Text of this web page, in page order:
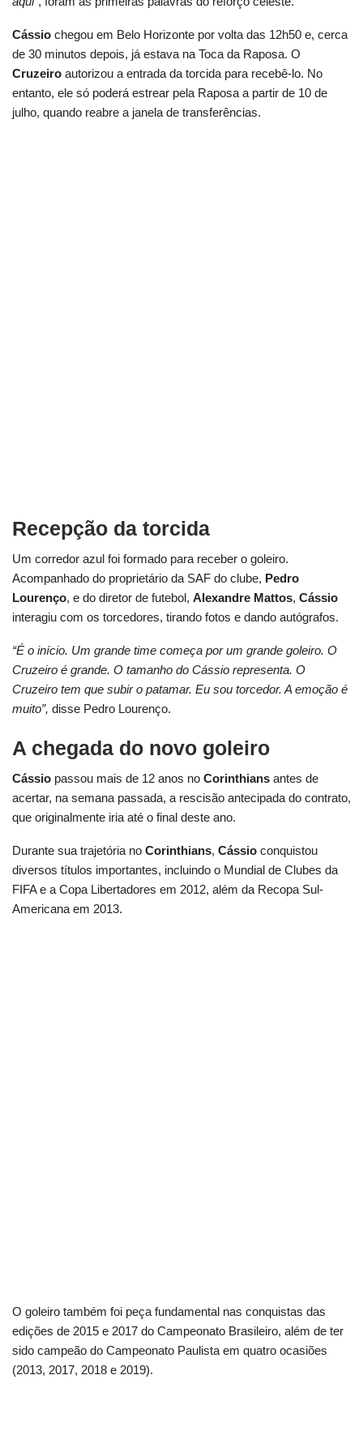
Cássio chegou em Belo Horizonte por volta das 12h50 e, cerca
de 30 minutos depois, já estava na Toca da Raposa. O
Cruzeiro autorizou a entrada da torcida para recebê-lo. No
entanto, ele só poderá estrear pela Raposa a partir de 10 de
julho, quando reabre a janela de transferências.
Recepção da torcida
Um corredor azul foi formado para receber o goleiro.
Acompanhado do proprietário da SAF do clube, Pedro
Lourenço, e do diretor de futebol, Alexandre Mattos, Cássio
interagiu com os torcedores, tirando fotos e dando autógrafos.
“É o início. Um grande time começa por um grande goleiro. O
Cruzeiro é grande. O tamanho do Cássio representa. O
Cruzeiro tem que subir o patamar. Eu sou torcedor. A emoção é
muito”, disse Pedro Lourenço.
A chegada do novo goleiro
Cássio passou mais de 12 anos no Corinthians antes de
acertar, na semana passada, a rescisão antecipada do contrato,
que originalmente iria até o final deste ano.
Durante sua trajetória no Corinthians, Cássio conquistou
diversos títulos importantes, incluindo o Mundial de Clubes da
FIFA e a Copa Libertadores em 2012, além da Recopa Sul-
Americana em 2013.
O goleiro também foi peça fundamental nas conquistas das
edições de 2015 e 2017 do Campeonato Brasileiro, além de ter
sido campeão do Campeonato Paulista em quatro ocasiões
(2013, 2017, 2018 e 2019).